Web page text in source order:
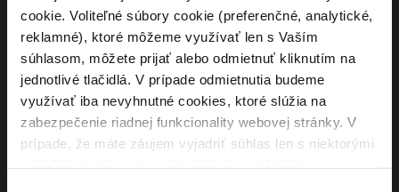
cookie. Voliteľné súbory cookie (preferenčné, analytické,
reklamné), ktoré môžeme využívať len s Vaším
súhlasom, môžete prijať alebo odmietnuť kliknutím na
jednotlivé tlačidlá. V prípade odmietnutia budeme
využívať iba nevyhnutné cookies, ktoré slúžia na
zabezpečenie riadnej funkcionality webovej stránky. V
prípade, že máte záujem vyjadriť súhlas len s niektorými
Ochrana osobných údajov© 2023 SPP - distribúcia, a.s. by
Monkeymedia s.r.o.